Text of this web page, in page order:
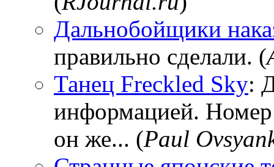
Дальнобойщики
правильно сделали. (
Танец Freckled Sky:
информацией.
он же... (Paul